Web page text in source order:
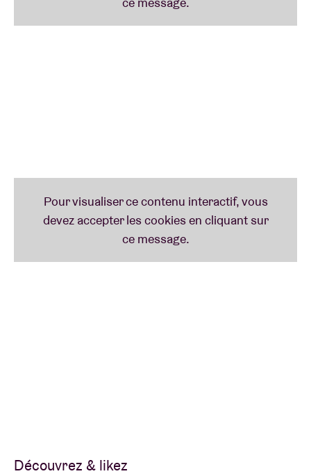
Découvrez & likez